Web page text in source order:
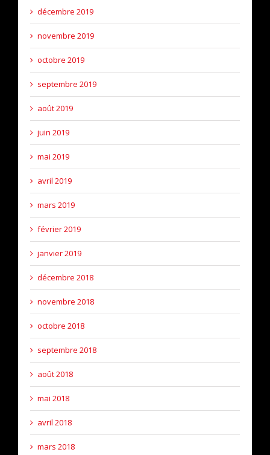
décembre 2019
novembre 2019
octobre 2019
septembre 2019
août 2019
juin 2019
mai 2019
avril 2019
mars 2019
février 2019
janvier 2019
décembre 2018
novembre 2018
octobre 2018
septembre 2018
août 2018
mai 2018
avril 2018
mars 2018